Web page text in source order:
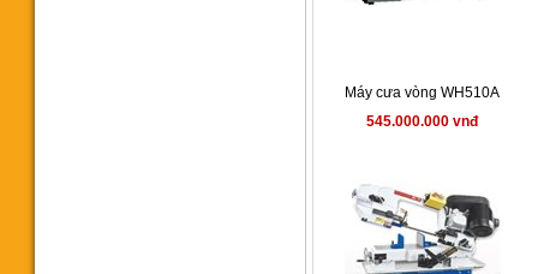
Máy cưa vòng WH510A
545.000.000 vnđ